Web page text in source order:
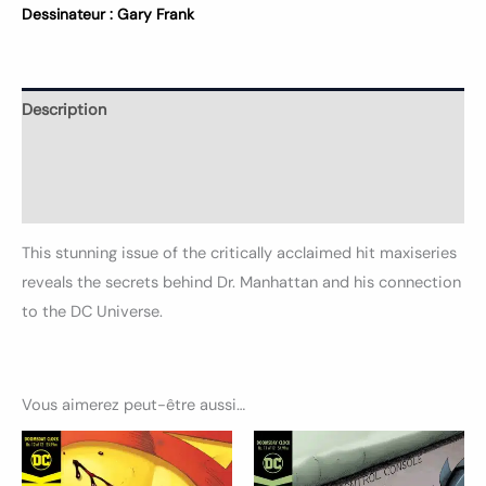
Dessinateur : Gary Frank
Description
This stunning issue of the critically acclaimed hit maxiseries
reveals the secrets behind Dr. Manhattan and his connection
to the DC Universe.
Vous aimerez peut-être aussi…
Ce
produit
Ce